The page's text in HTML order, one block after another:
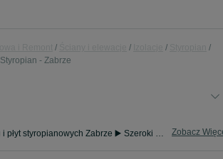
Styropian - Zabrze
Sprzedaż styropianu i płyt styropianowych Zabrze ▶️ Szeroki wybór produktów ✅ Nowe i używane w atrakcyjnych cenach ✌ Sprawdź oferty na OLX.pl! Zobacz